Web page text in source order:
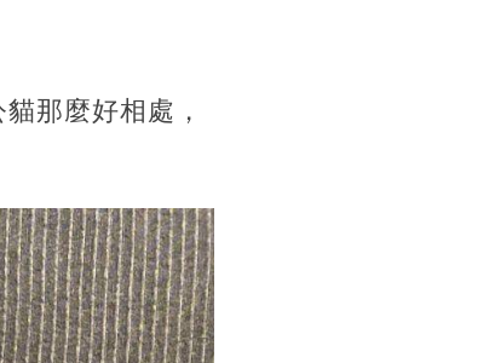
那麼好相處，